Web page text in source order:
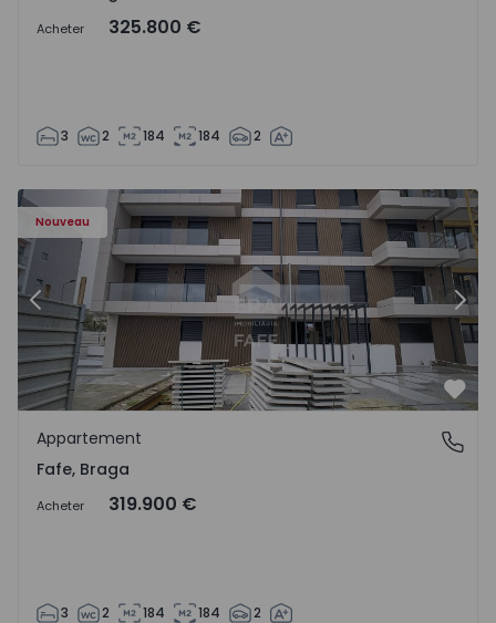
Acheter 325.800 €
3 2 184 184 2
Nouveau
Précédent
Fafe, Braga
Appartement
Fafe, Braga
Acheter 319.900 €
3 2 184 184 2